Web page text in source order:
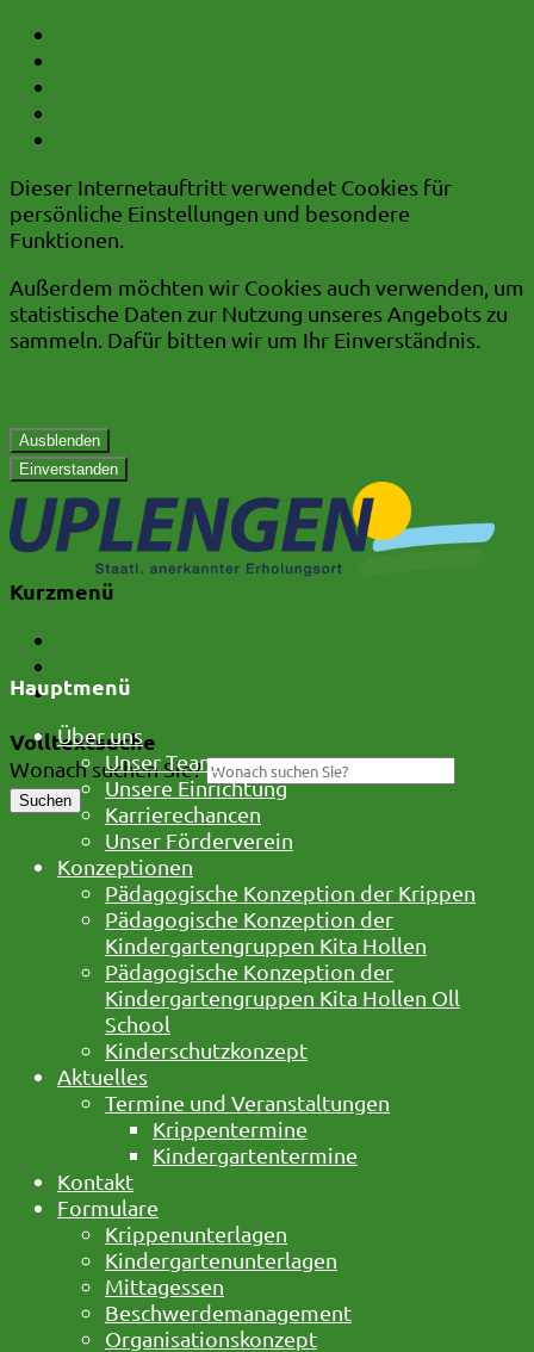
Dieser Internetauftritt verwendet Cookies für
persönliche Einstellungen und besondere
Funktionen.
Außerdem möchten wir Cookies auch verwenden, um
statistische Daten zur Nutzung unseres Angebots zu
sammeln. Dafür bitten wir um Ihr Einverständnis.
Ausblenden
Einverstanden
Kurzmenü
Impressum und Datenschutz
Volltextsuche
Wonach suchen Sie?
Suchen
Hauptmenü
Über uns
Unser Team
Unsere Einrichtung
Karrierechancen
Unser Förderverein
Konzeptionen
Pädagogische Konzeption der Krippen
Pädagogische Konzeption der
Kindergartengruppen Kita Hollen
Pädagogische Konzeption der
Kindergartengruppen Kita Hollen Oll
School
Kinderschutzkonzept
Aktuelles
Termine und Veranstaltungen
Krippentermine
Kindergartentermine
Kontakt
Formulare
Krippenunterlagen
Kindergartenunterlagen
Mittagessen
Beschwerdemanagement
Organisationskonzept